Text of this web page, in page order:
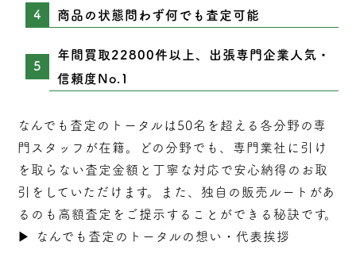
商品の状態問わず何でも査定可能
年間買取22800件以上、出張専門企業人気・
信頼度No.1
なんでも査定のトータルは50名を超える各分野の専
門スタッフが在籍。どの分野でも、専門業社に引け
を取らない査定 金額と丁寧な対応で安心納得のお取
引をしていただけます。また、独自の販売ルートがあ
るのも高額査定をご提示することができる秘訣です。
▶︎
なんでも査定のトータルの想い・代表挨拶